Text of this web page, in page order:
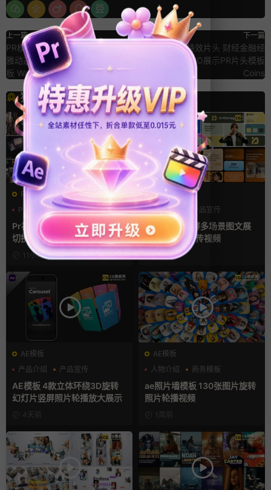
上一篇
PR模板：水流LOGO展示模板 优
雅动态3D水波荡漾动画PR片头模
板 Wave Logo Pack
下一篇
金币爆炸掉落特效片头 财经金融经
济类视频LOGO展示PR片头模板
Coins
猜你喜欢
PR基本图形mogrt
PR基本图形
企业宣传模板
幻灯片
Pr视频模板 10款3D空间多屏
切换开场相册视频展示照片墙
pr模板
11小时前
AE模板
产品介绍
产品宣传
产品展示
AE模板 横竖屏多场景图文展
示排版产品宣传视频
4天前
AE模板
产品介绍
产品宣传
产品展示
AE模板 4款立体环绕3D旋转
幻灯片竖屏照片轮播放大展示
4天前
AE模板
人物介绍
商务模板
幻灯片
ae照片墙模板 130张图片旋转
照片轮播视频
1周前